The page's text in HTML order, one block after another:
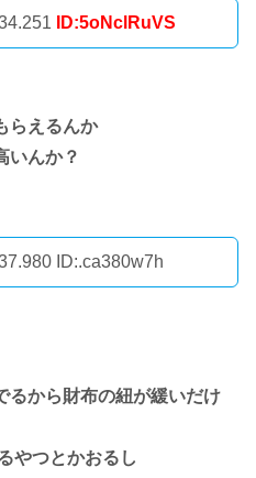
ID:5oNclRuVS
らえるんか
いんか？
ID:.ca380w7h
るから財布の紐が緩いだけ
やつとかおるし